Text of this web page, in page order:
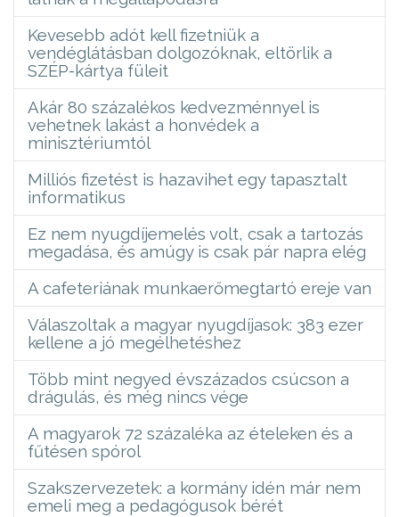
Kevesebb adót kell fizetniük a
vendéglátásban dolgozóknak, eltörlik a
SZÉP-kártya füleit
Akár 80 százalékos kedvezménnyel is
vehetnek lakást a honvédek a
minisztériumtól
Milliós fizetést is hazavihet egy tapasztalt
informatikus
Ez nem nyugdíjemelés volt, csak a tartozás
megadása, és amúgy is csak pár napra elég
A cafeteriának munkaerőmegtartó ereje van
Válaszoltak a magyar nyugdíjasok: 383 ezer
kellene a jó megélhetéshez
Több mint negyed évszázados csúcson a
drágulás, és még nincs vége
A magyarok 72 százaléka az ételeken és a
fűtésen spórol
Szakszervezetek: a kormány idén már nem
emeli meg a pedagógusok bérét